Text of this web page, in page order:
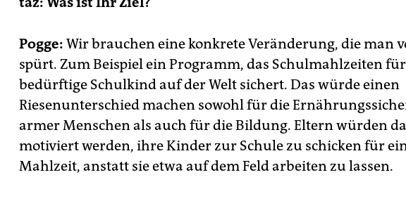
Pogge: Wir brauchen eine konkrete Veränderung, die man
spürt. Zum Beispiel ein Programm, das Schulmahlzeiten
bedürftige Schulkind auf der Welt sichert. Das würde einen
Riesenunterschied machen sowohl für die
armer Menschen als auch für die Bildung. Eltern würden
motiviert werden, ihre Kinder zur Schule zu schicken für
Mahlzeit, anstatt sie etwa auf dem Feld arbeiten zu lassen.